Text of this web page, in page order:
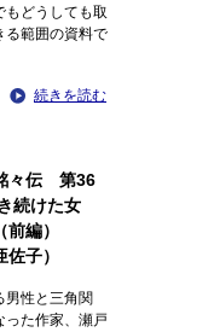
もどうしても取
る範囲の資料で
続きを読む
々伝 第36
続けた女
編）
佐子）
男性と三角関
った作家、瀬戸